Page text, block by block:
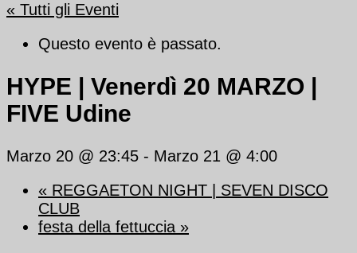
« Tutti gli Eventi
Questo evento è passato.
HYPE | Venerdì 20 MARZO |
FIVE Udine
Marzo 20 @ 23:45 - Marzo 21 @ 4:00
« REGGAETON NIGHT | SEVEN DISCO
CLUB
festa della fettuccia »